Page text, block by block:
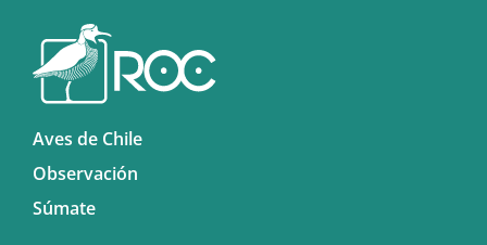
Aves de Chile
Observación
Súmate